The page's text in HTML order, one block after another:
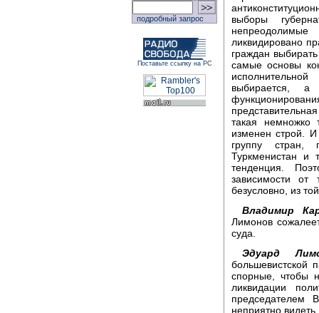
подробный запрос
Поставьте ссылку на РС
выборы
ликвидировано
граждан
самые основы
выбирается,
такая немножко
изменен строй.
группу стран,
Туркменистан и
тенденция.
зависимости
безусловно, из
Владимир
Лимонов
суда.
Эдуард
большевистской
спорные, чтобы
ликвидации
председателем
неприятно